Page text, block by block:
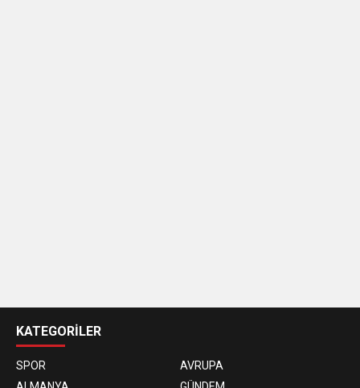
siteleri
KATEGORİLER
SPOR
AVRUPA